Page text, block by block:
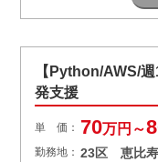
【Python/AWS/
発支援
単 価： 70万円～
勤務地： 23区 恵比寿